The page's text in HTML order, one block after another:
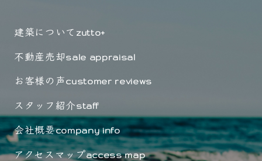
建築について zutto+
不動産売却sale appraisal
お客様の声customer reviews
スタッフ紹介staff
会社概要company info
アクセスマップaccess map